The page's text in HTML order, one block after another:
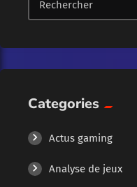
RPG venu de Corée Avec
Rechercher
Categories
Actus gaming
Analyse de jeux